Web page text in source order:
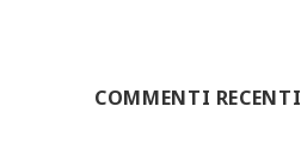
COMMENTI RECENTI